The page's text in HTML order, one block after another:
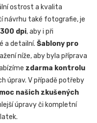
ostrost a kvalita
návrhu také fotografie, je
dpi, aby i při
a detailní.Šablony pro
níže, aby byla příprava
zdarma kontrolu
úprav. V případě potřeby
našich zkušených
úpravy či kompletní